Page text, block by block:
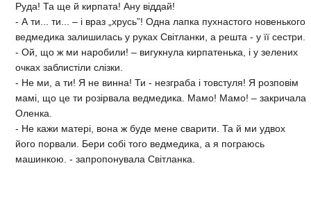
Руда! Та ще й кирпата! Ану віддай!
- А ти... ти... – і враз „хрусь”! Одна лапка пухнастого новенького
ведмедика залишилась у руках Світланки, а решта - у її сестри.
- Ой, що ж ми наробили! – вигукнула кирпатенька, і у зелених
очках заблистіли слізки.
- Не ми, а ти! Я не винна! Ти - незграба і товстуля! Я розповім
мамі, що це ти розірвала ведмедика. Мамо! Мамо! – закричала
Оленка.
- Не кажи матері, вона ж буде мене сварити. Та й ми удвох
його порвали. Бери собі того ведмедика, а я пограюсь
машинкою. - запропонувала Світланка.